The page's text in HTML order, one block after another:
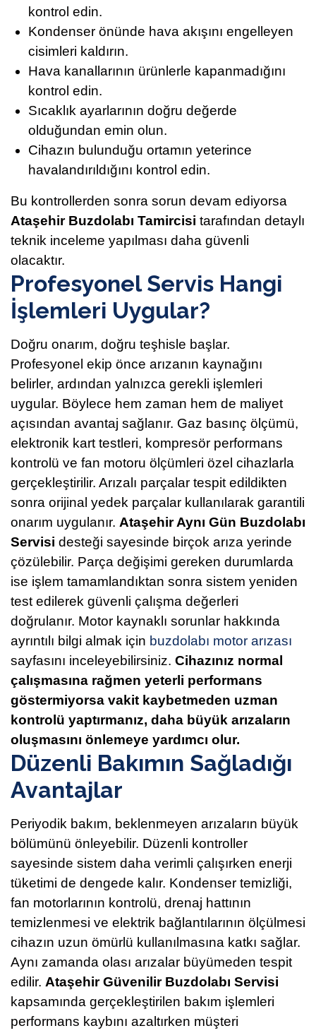
kontrol edin.
Kondenser önünde hava akışını engelleyen
cisimleri kaldırın.
Hava kanallarının ürünlerle kapanmadığını
kontrol edin.
Sıcaklık ayarlarının doğru değerde
olduğundan emin olun.
Cihazın bulunduğu ortamın yeterince
havalandırıldığını kontrol edin.
Bu kontrollerden sonra sorun devam ediyorsa
Ataşehir Buzdolabı Tamircisi tarafından detaylı
teknik inceleme yapılması daha güvenli
olacaktır.
Profesyonel Servis Hangi
İşlemleri Uygular?
Doğru onarım, doğru teşhisle başlar.
Profesyonel ekip önce arızanın kaynağını
belirler, ardından yalnızca gerekli işlemleri
uygular. Böylece hem zaman hem de maliyet
açısından avantaj sağlanır. Gaz basınç ölçümü,
elektronik kart testleri, kompresör performans
kontrolü ve fan motoru ölçümleri özel cihazlarla
gerçekleştirilir. Arızalı parçalar tespit edildikten
sonra orijinal yedek parçalar kullanılarak garantili
onarım uygulanır. Ataşehir Aynı Gün Buzdolabı
Servisi desteği sayesinde birçok arıza yerinde
çözülebilir. Parça değişimi gereken durumlarda
ise işlem tamamlandıktan sonra sistem yeniden
test edilerek güvenli çalışma değerleri
doğrulanır. Motor kaynaklı sorunlar hakkında
ayrıntılı bilgi almak için buzdolabı motor arızası
sayfasını inceleyebilirsiniz. Cihazınız normal
çalışmasına rağmen yeterli performans
göstermiyorsa vakit kaybetmeden uzman
kontrolü yaptırmanız, daha büyük arızaların
oluşmasını önlemeye yardımcı olur.
Düzenli Bakımın Sağladığı
Avantajlar
Periyodik bakım, beklenmeyen arızaların büyük
bölümünü önleyebilir. Düzenli kontroller
sayesinde sistem daha verimli çalışırken enerji
tüketimi de dengede kalır. Kondenser temizliği,
fan motorlarının kontrolü, drenaj hattının
temizlenmesi ve elektrik bağlantılarının ölçülmesi
cihazın uzun ömürlü kullanılmasına katkı sağlar.
Aynı zamanda olası arızalar büyümeden tespit
edilir. Ataşehir Güvenilir Buzdolabı Servisi
kapsamında gerçekleştirilen bakım işlemleri
performans kaybını azaltırken müşteri